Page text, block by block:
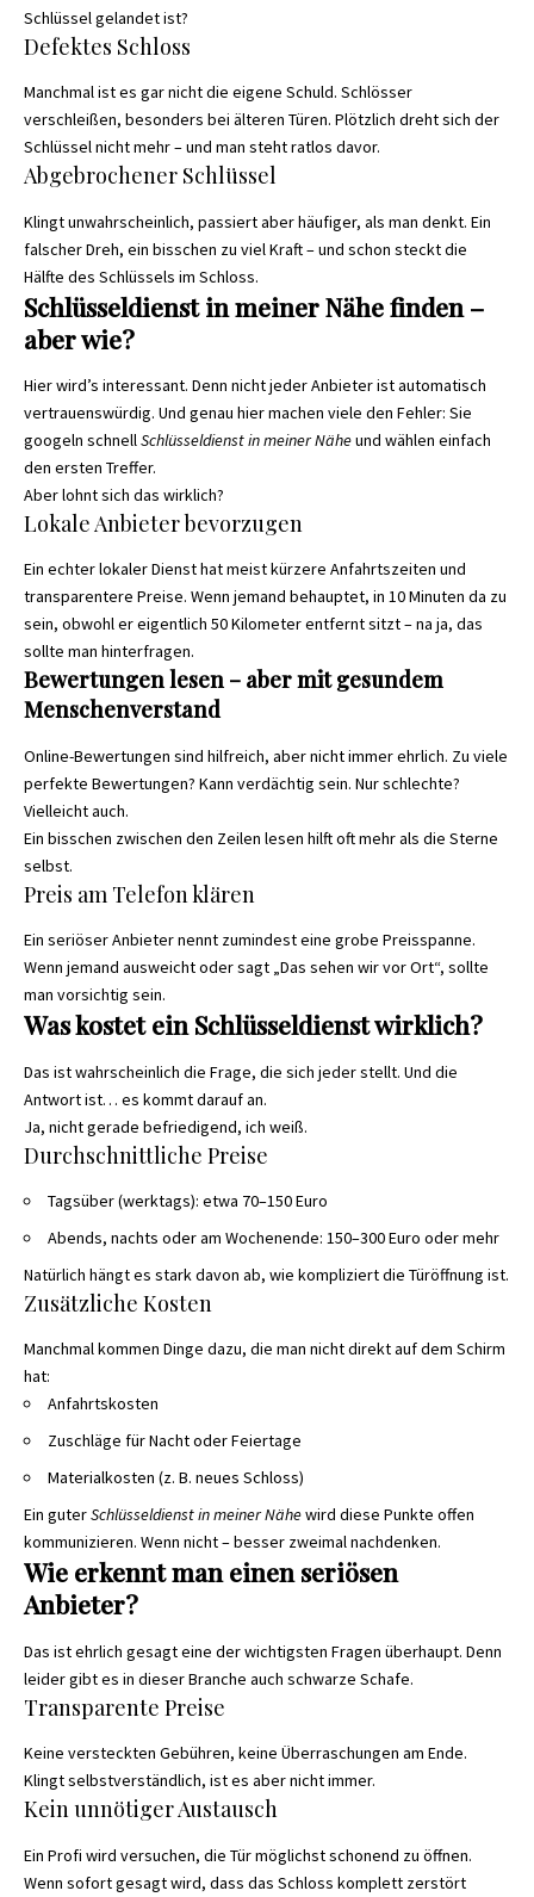
Schlüssel gelandet ist?
Defektes Schloss
Manchmal ist es gar nicht die eigene Schuld. Schlösser
verschleißen, besonders bei älteren Türen. Plötzlich dreht sich der
Schlüssel nicht mehr – und man steht ratlos davor.
Abgebrochener Schlüssel
Klingt unwahrscheinlich, passiert aber häufiger, als man denkt. Ein
falscher Dreh, ein bisschen zu viel Kraft – und schon steckt die
Hälfte des Schlüssels im Schloss.
Schlüsseldienst in meiner Nähe finden –
aber wie?
Hier wird’s interessant. Denn nicht jeder Anbieter ist automatisch
vertrauenswürdig. Und genau hier machen viele den Fehler: Sie
googeln schnellSchlüsseldienst in meiner Näheund wählen einfach
den ersten Treffer.
Aber lohnt sich das wirklich?
Lokale Anbieter bevorzugen
Ein echter lokaler Dienst hat meist kürzere Anfahrtszeiten und
transparentere Preise. Wenn jemand behauptet, in 10 Minuten da zu
sein, obwohl er eigentlich 50 Kilometer entfernt sitzt – na ja, das
sollte man hinterfragen.
Bewertungen lesen – aber mit gesundem
Menschenverstand
Online-Bewertungen sind hilfreich, aber nicht immer ehrlich. Zu viele
perfekte Bewertungen? Kann verdächtig sein. Nur schlechte?
Vielleicht auch.
Ein bisschen zwischen den Zeilen lesen hilft oft mehr als die Sterne
selbst.
Preis am Telefon klären
Ein seriöser Anbieter nennt zumindest eine grobe Preisspanne.
Wenn jemand ausweicht oder sagt „Das sehen wir vor Ort“, sollte
man vorsichtig sein.
Was kostet ein Schlüsseldienst wirklich?
Das ist wahrscheinlich die Frage, die sich jeder stellt. Und die
Antwort ist… es kommt darauf an.
Ja, nicht gerade befriedigend, ich weiß.
Durchschnittliche Preise
Tagsüber (werktags): etwa 70–150 Euro
Abends, nachts oder am Wochenende: 150–300 Euro oder mehr
Natürlich hängt es stark davon ab, wie kompliziert die Türöffnung ist.
Zusätzliche Kosten
Manchmal kommen Dinge dazu, die man nicht direkt auf dem Schirm
hat:
Anfahrtskosten
Zuschläge für Nacht oder Feiertage
Materialkosten (z. B. neues Schloss)
Ein guterSchlüsseldienst in meiner Nähewird diese Punkte offen
kommunizieren. Wenn nicht – besser zweimal nachdenken.
Wie erkennt man einen seriösen
Anbieter?
Das ist ehrlich gesagt eine der wichtigsten Fragen überhaupt. Denn
leider gibt es in dieser Branche auch schwarze Schafe.
Transparente Preise
Keine versteckten Gebühren, keine Überraschungen am Ende.
Klingt selbstverständlich, ist es aber nicht immer.
Kein unnötiger Austausch
Ein Profi wird versuchen, die Tür möglichst schonend zu öffnen.
Wenn sofort gesagt wird, dass das Schloss komplett zerstört